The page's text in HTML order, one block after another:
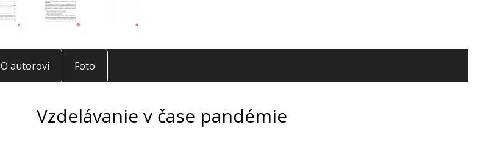
O autorovi Foto
Vzdelávanie v čase pandémie